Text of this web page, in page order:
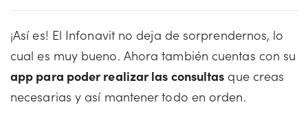
¡Así es! El Infonavit no deja de sorprendernos, lo
cual es muy bueno. Ahora también cuentas con su
app para poder realizar las consultas que creas
necesarias y así mantener todo en orden.